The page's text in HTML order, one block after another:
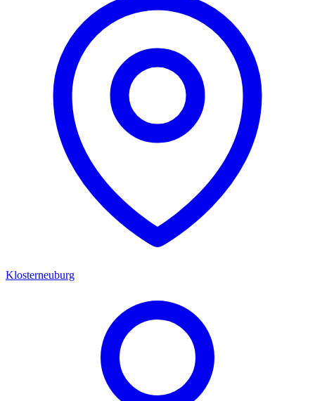
Klosterneuburg